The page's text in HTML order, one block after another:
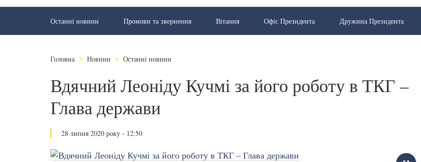
Останні новини Промови та звернення Вiтання Офіс Президента Дружина Президента
Головна Новини Останні новини
Вдячний Леоніду Кучмі за його роботу в ТКГ –
Глава держави
28 липня 2020 року - 12:50